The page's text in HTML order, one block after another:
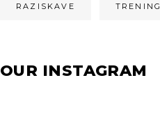
RAZISKAVE TRENING
OUR INSTAGRAM